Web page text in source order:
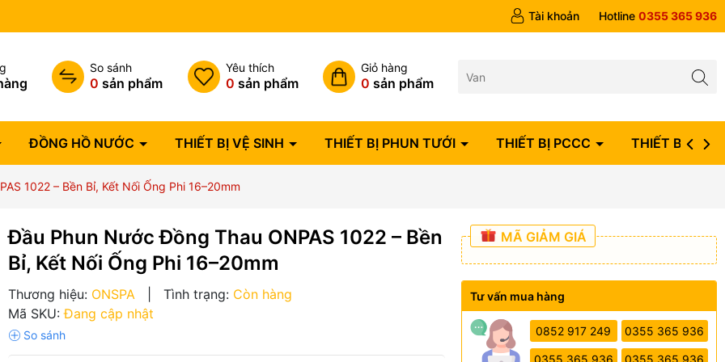
Tài khoản Hotline 0355 365 936
So sánh
0 sản phẩm
Yêu thích
0 sản phẩm
Giỏ hàng
0 sản phẩm
ĐỒNG HỒ NƯỚC THIẾT BỊ VỆ SINH THIẾT BỊ PHUN TƯỚI THIẾT BỊ PCCC THIẾT BỊ ĐIỆN
1022 – Bền Bỉ, Kết Nối Ống Phi 16–20mm
Đầu Phun Nước Đồng Thau ONPAS 1022 – Bền
Bỉ, Kết Nối Ống Phi 16–20mm
Thương hiệu: ONSPA Tình trạng: Còn hàng
Mã SKU: Đang cập nhật
MÃ GIẢM GIÁ
Tư vấn mua hàng
0852 917 249 0355 365 936
0355 365 936 0355 365 936